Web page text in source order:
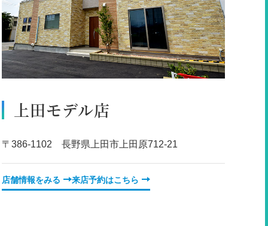
上田モデル店
〒386-1102 長野県上田市上田原712-21
店舗情報をみる 来店予約はこちら